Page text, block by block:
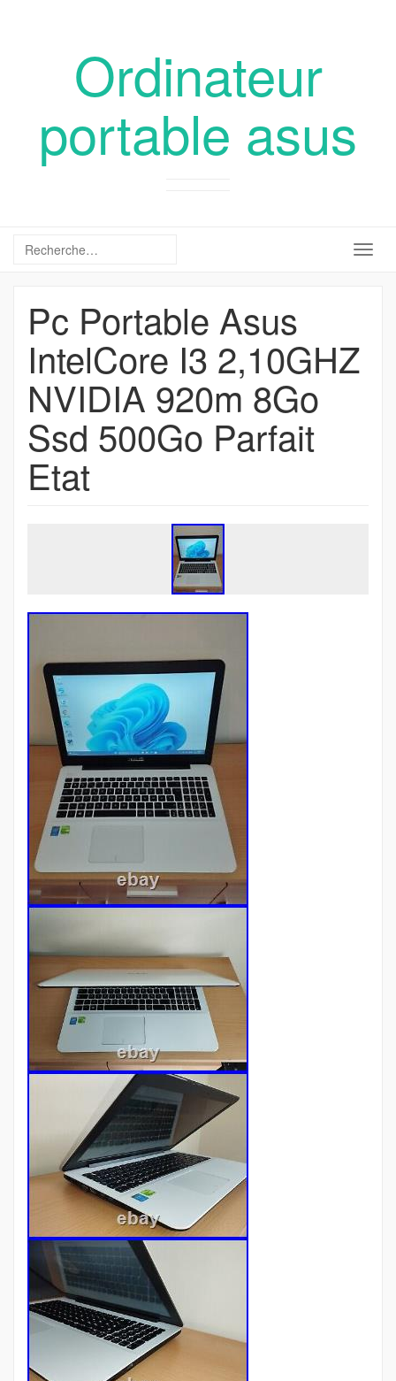
Ordinateur
portable asus
Pc Portable Asus
IntelCore I3 2,10GHZ
NVIDIA 920m 8Go
Ssd 500Go Parfait
Etat